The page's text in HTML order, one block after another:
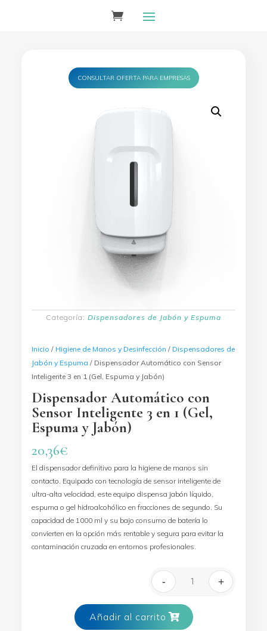
CONSULTAR OFERTA PARA EMPRESAS
Categoría: Dispensadores de Jabón y Espuma
Inicio / Higiene de Manos y Desinfección / Dispensadores de
Jabón y Espuma / Dispensador Automático con Sensor
Inteligente 3 en 1 (Gel, Espuma y Jabón)
Dispensador Automático con
Sensor Inteligente 3 en 1 (Gel,
Espuma y Jabón)
20,36€
El dispensador definitivo para la higiene de manos sin
contacto. Equipado con tecnología de sensor inteligente de
ultra-alta velocidad, este equipo dispensa jabón líquido,
espuma o gel hidroalcohólico en fracciones de segundo. Su
capacidad de 1000 ml y su bajo consumo de batería lo
convierten en la opción más rentable y segura para evitar la
contaminación cruzada en entornos profesionales.
Dispensador
- +
Añadir al carrito